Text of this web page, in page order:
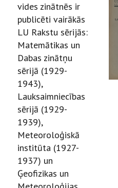
vides zinātnēs ir
publicēti vairākās
LU Rakstu sērijās:
Matemātikas un
Dabas zinātņu
sērijā (1929-
1943),
Lauksaimniecības
sērijā (1929-
1939),
Meteoroloģiskā
institūta (1927-
1937) un
Ģeofizikas un